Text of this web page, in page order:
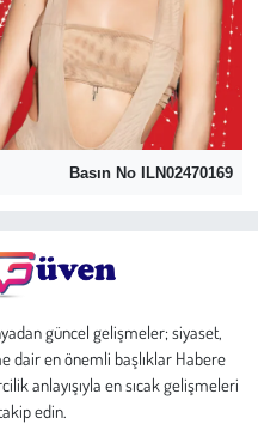
Basın No ILN02470169
güncel gelişmeler; siyaset,
dair en önemli başlıklar Habere
anlayışıyla en sıcak gelişmeleri
edin.